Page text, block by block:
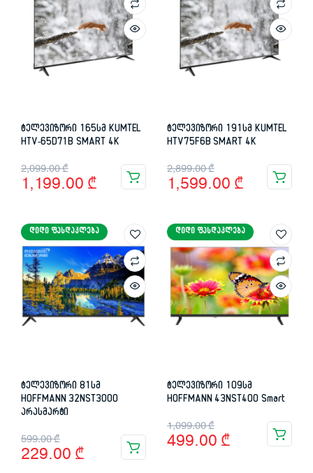
ტელევიზორი 165სმ KUMTEL
HTV-65D71B SMART 4K
2,099.00₾
Original
price
2,099.00 ₾.
1,199.00 ₾
Current
price
1,199.00 ₾.
ტელევიზორი 191სმ KUMTEL
HTV75F6B SMART 4K
2,899.00₾
Original
price
2,899.00 ₾.
1,599.00 ₾
Current
price
1,599.00 ₾.
ᲓᲘᲓᲘ ᲤᲐᲡᲓᲐᲙᲚᲔᲑᲐ
​​​​​​​ტელევიზორი 81სმ
HOFFMANN 32NST3000
არასმარტი
599.00₾
Original
price
229.00 ₾
Current
price
ᲓᲘᲓᲘ ᲤᲐᲡᲓᲐᲙᲚᲔᲑᲐ
ტელევიზორი 109სმ
HOFFMANN 43NST400 Smart
1,099.00₾
Original
price
499.00 ₾
Current
price